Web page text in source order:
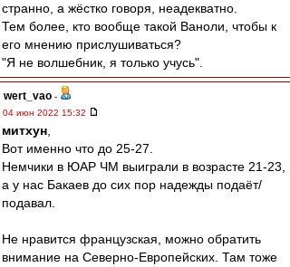
странно, а жёстко говоря, неадекватно.
Тем более, кто вообще такой Ваноли, чтобы к
его мнению прислушиваться?
"Я не волшебник, я только учусь".
wert_vao -
04 июн 2022 15:32
митхун
Вот именно что до 25-27.
Немчики в ЮАР ЧМ выиграли в возрасте 21-23,
а у нас Бакаев до сих пор надежды подаёт/
подавал.
Не нравится французская, можно обратить
внимание на Северно-Европейских. Там тоже